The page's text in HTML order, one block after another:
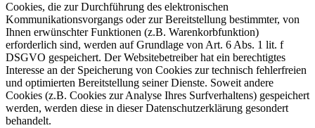
Cookies, die zur Durchführung des elektronischen
Kommunikationsvorgangs oder zur Bereitstellung bestimmter, von
Ihnen erwünschter Funktionen (z.B. Warenkorbfunktion)
erforderlich sind, werden auf Grundlage von Art. 6 Abs. 1 lit. f
DSGVO gespeichert. Der Websitebetreiber hat ein berechtigtes
Interesse an der Speicherung von Cookies zur technisch fehlerfreien
und optimierten Bereitstellung seiner Dienste. Soweit andere
Cookies (z.B. Cookies zur Analyse Ihres Surfverhaltens) gespeichert
werden, werden diese in dieser Datenschutzerklärung gesondert
behandelt.